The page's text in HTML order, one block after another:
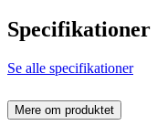
Specifikationer
Se alle specifikationer
Mere om produktet